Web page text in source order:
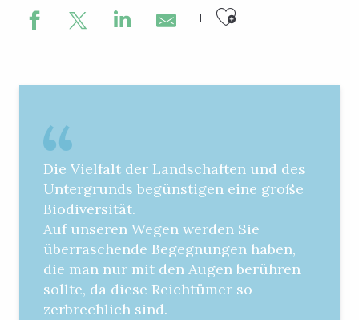
Ajouter
Die Vielfalt der Landschaften und des
Untergrunds begünstigen eine große
Biodiversität.
Auf unseren Wegen werden Sie
überraschende Begegnungen haben,
die man nur mit den Augen berühren
sollte, da diese Reichtümer so
zerbrechlich sind.